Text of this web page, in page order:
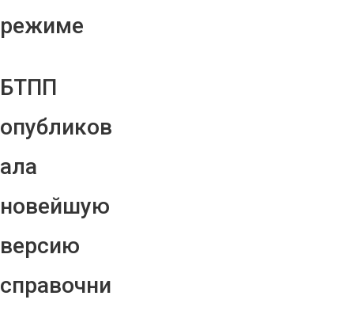
режиме
БТПП
опубликов
ала
новейшую
версию
справочни